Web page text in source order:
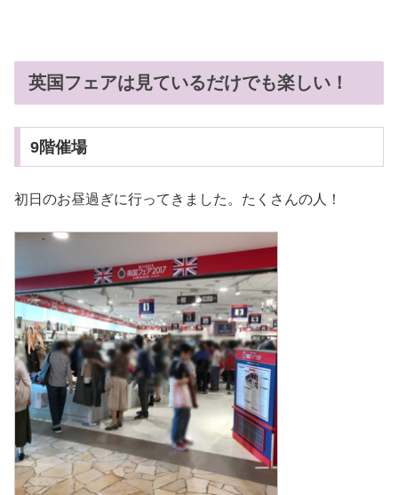
英国フェアは見ているだけでも楽しい！
9階催場
初日のお昼過ぎに行ってきました。たくさんの人！